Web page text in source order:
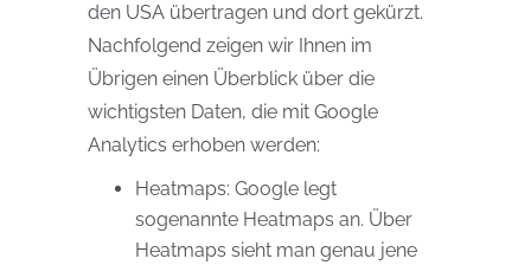
den USA übertragen und dort gekürzt.
Nachfolgend zeigen wir Ihnen im
Übrigen einen Überblick über die
wichtigsten Daten, die mit Google
Analytics erhoben werden:
Heatmaps: Google legt
sogenannte Heatmaps an. Über
Heatmaps sieht man genau jene